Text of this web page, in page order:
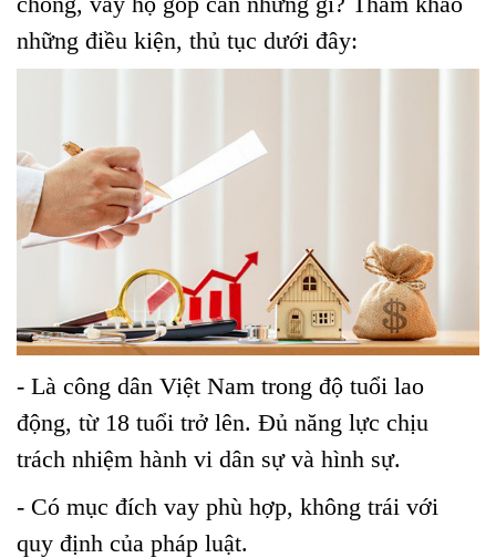
những điều kiện, thủ tục dưới đây:
- Là công dân Việt Nam trong độ tuổi lao
động, từ 18 tuổi trở lên. Đủ năng lực chịu
trách nhiệm hành vi dân sự và hình sự.
- Có mục đích vay phù hợp, không trái với
quy định của pháp luật.